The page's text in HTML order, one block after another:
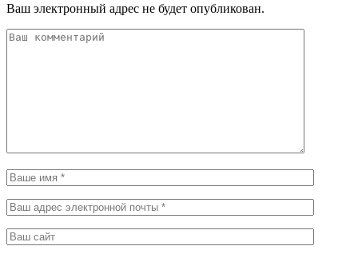
Ваш электронный адрес не будет опубликован.